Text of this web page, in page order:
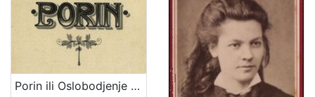
Porin ili Oslobodjenje Hrvata ispod franačkog jarma : junačka opera u 5 čina / Uglazbio Vatroslav Lisinski ; [libreto] dr. Dimitrije Demeter ; glasovirsku udesbu složio Srećko Albini